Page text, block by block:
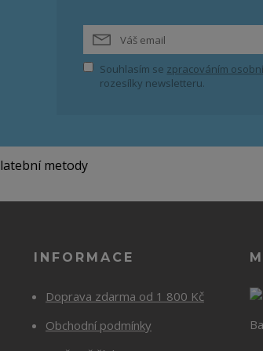
Souhlasím se zpracováním
rozesílky newsletteru.
INFORMACE
Doprava zdarma od 1 800 Kč
Obchodní podmínky